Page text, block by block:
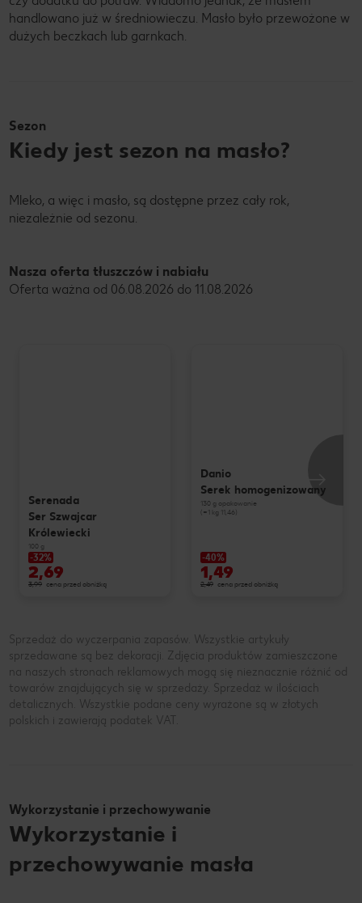
handlowano już w średniowieczu. Masło było przewożone w
dużych beczkach lub garnkach.
Sezon
Kiedy jest sezon na masło?
Mleko, a więc i masło, są dostępne przez cały rok,
niezależnie od sezonu.
Nasza oferta tłuszczów i nabiału
Oferta ważna od 06.08.2026 do 11.08.2026
Serenada
Ser Szwajcar
Królewiecki
100 g
-32%
2,69
3,99 cena przed obniżką
Danio
Serek homogenizowany
130 g opakowanie
(=1 kg 11,46)
-40%
1,49
2,49 cena przed obniżką
Sprzedaż do wyczerpania zapasów. Wszystkie artykuły
sprzedawane są bez dekoracji. Zdjęcia produktów zamieszczone
na naszych stronach reklamowych mogą się nieznacznie różnić od
towarów znajdujących się w sprzedaży. Sprzedaż w ilościach
detalicznych. Wszystkie podane ceny wyrażone są w złotych
polskich i zawierają podatek VAT.
Wykorzystanie i przechowywanie
Wykorzystanie i
przechowywanie masła